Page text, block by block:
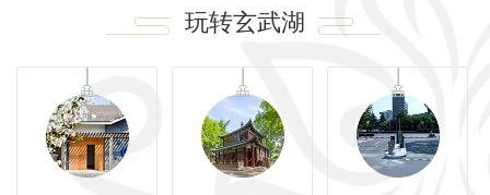
玩转玄武湖